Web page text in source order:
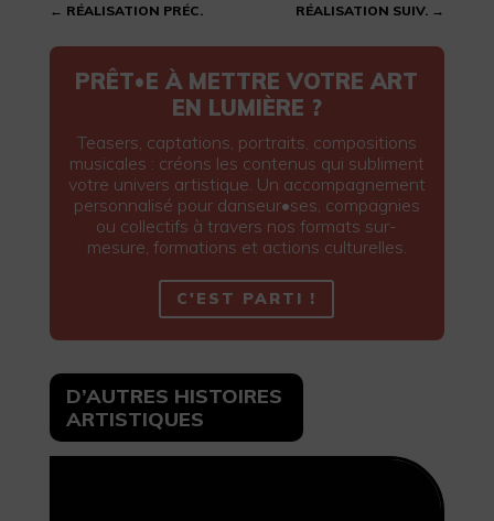
← RÉALISATION PRÉC. RÉALISATION SUIV. →
PRÊT•E À METTRE VOTRE ART
EN LUMIÈRE ?
Teasers, captations, portraits, compositions
musicales : créons les contenus qui subliment
votre univers artistique. Un accompagnement
personnalisé pour danseur•ses, compagnies
ou collectifs à travers nos formats sur-
mesure, formations et actions culturelles.
C'EST PARTI !
D’AUTRES HISTOIRES
ARTISTIQUES